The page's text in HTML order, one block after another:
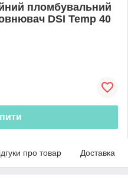
пломбувальний
DSI Temp 40
про товар Доставка